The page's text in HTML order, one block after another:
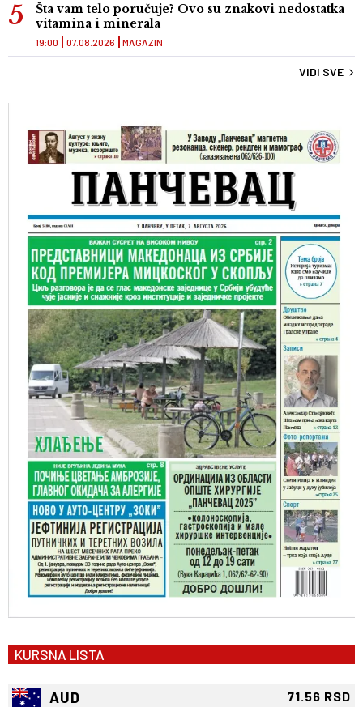
Šta vam telo poručuje? Ovo su znakovi nedostatka
vitamina i minerala
MAGAZIN
19:00 07.08.2026
VIDI SVE
KURSNA LISTA
AUD 71.56 RSD